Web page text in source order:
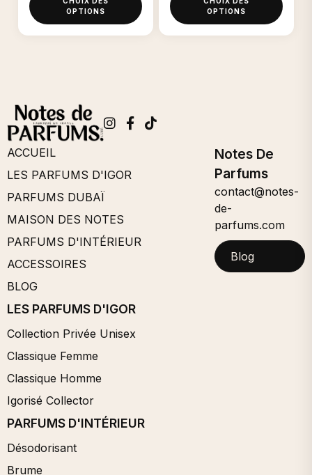
du
produit
du
produit
OPTIONS
variations.
Les
options
peuvent
être
choisies
la
page
du
OPTIONS
ACCUEIL
LES PARFUMS D'IGOR
PARFUMS DUBAÏ
MAISON DES NOTES
PARFUMS D'INTÉRIEUR
ACCESSOIRES
BLOG
LES PARFUMS D'IGOR
Collection Privée Unisex
Classique Femme
Classique Homme
Igorisé Collector
PARFUMS D'INTÉRIEUR
Désodorisant
Brume
Notes De
Parfums
contact@notes-
de-
parfums.com
Blog